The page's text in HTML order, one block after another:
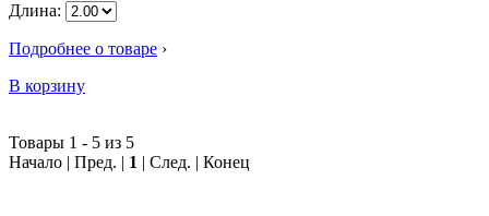
Длина:
Подробнее о товаре ›
В корзину
Товары 1 - 5 из 5
Начало | Пред. | 1 | След. | Конец